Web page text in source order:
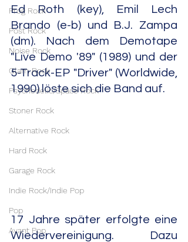
Prog Rock
Post Rock
Noise Rock
Glam Rock
Psychedelic/Space Rock
Stoner Rock
Alternative Rock
Hard Rock
Garage Rock
Indie Rock/Indie Pop
Pop
Avant Pop
Ed Roth (key), Emil Lech
Brando (e-b) und B.J. Zampa
(dm). Nach dem Demotape
"Live Demo '89" (1989) und der
5-Track-EP "Driver" (Worldwide,
1990) löste sich die Band auf.
17 Jahre später erfolgte eine
Wiedervereinigung. Dazu